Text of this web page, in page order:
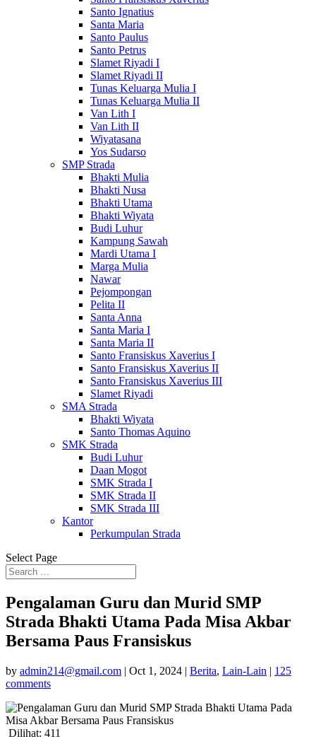
Santo Ignatius
Santa Maria
Santo Paulus
Santo Petrus
Slamet Riyadi I
Slamet Riyadi II
Tunas Keluarga Mulia I
Tunas Keluarga Mulia II
Van Lith I
Van Lith II
Wiyatasana
Yos Sudarso
SMP Strada
Bhakti Mulia
Bhakti Nusa
Bhakti Utama
Bhakti Wiyata
Budi Luhur
Kampung Sawah
Mardi Utama I
Marga Mulia
Nawar
Pejompongan
Pelita II
Santa Anna
Santa Maria I
Santa Maria II
Santo Fransiskus Xaverius I
Santo Fransiskus Xaverius II
Santo Fransiskus Xaverius III
Slamet Riyadi
SMA Strada
Bhakti Wiyata
Santo Thomas Aquino
SMK Strada
Budi Luhur
Daan Mogot
SMK Strada I
SMK Strada II
SMK Strada III
Kantor
Perkumpulan Strada
Select Page
Pengalaman Guru dan Murid SMP
Strada Bhakti Utama Pada Misa Akbar
Bersama Paus Fransiskus
by admin214@gmail.com | Oct 1, 2024 | Berita, Lain-Lain | 125
comments
Dilihat: 411